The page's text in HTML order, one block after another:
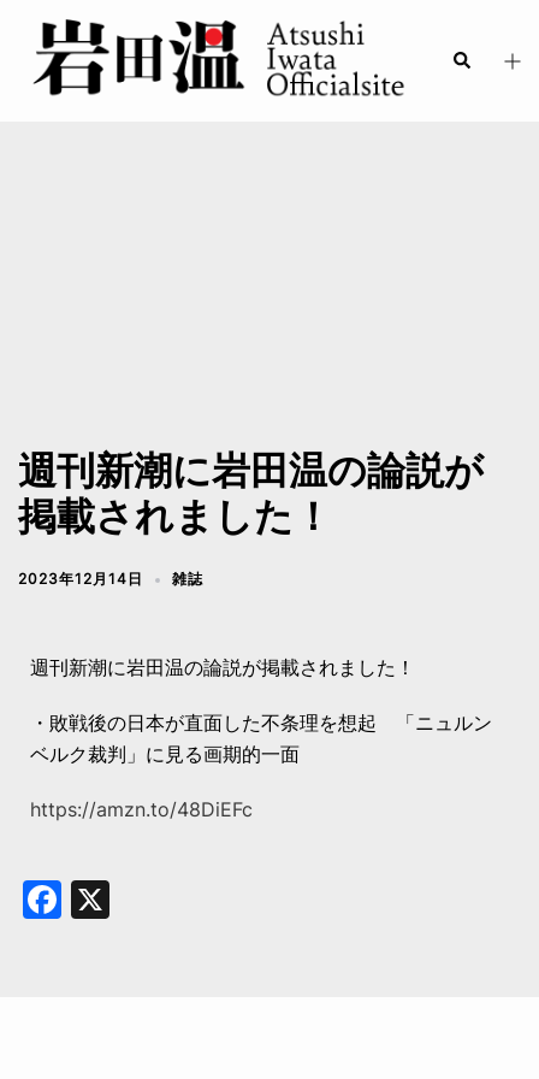
週刊新潮に岩田温の論説が
掲載されました！
2023年12月14日 雑誌
週刊新潮に岩田温の論説が掲載されました！
・敗戦後の日本が直面した不条理を想起 「ニュルン
ベルク裁判」に見る画期的一面
https://amzn.to/48DiEFc
Facebook